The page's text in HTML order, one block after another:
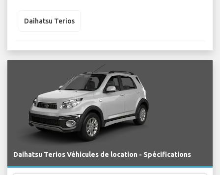
Daihatsu Terios
Daihatsu Terios Véhicules de location - Spécifications